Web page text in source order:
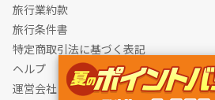
旅行業約款
旅行条件書
特定商取引法に基づく表記
ヘルプ
運営会社